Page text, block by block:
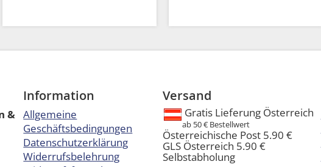
&
Information
Allgemeine
Geschäftsbedingungen
Datenschutzerklärung
Widerrufsbelehrung
Versand
Gratis Lieferung Österreich
ab 50 € Bestellwert
Österreichische Post 5.90 €
GLS Österreich 5.90 €
Selbstabholung